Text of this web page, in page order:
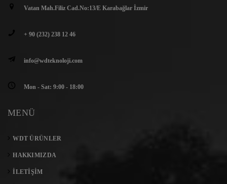
Vatan Mah.Filiz Cad.No:13/E Karabağlar İzmir
+ 90 (232) 238 12 46
info@wdteknoloji.com
Mon - Sat: 9:00 - 18:00
MENÜ
WDT ÜRÜNLER
HAKKIMIZDA
İLETIŞIM